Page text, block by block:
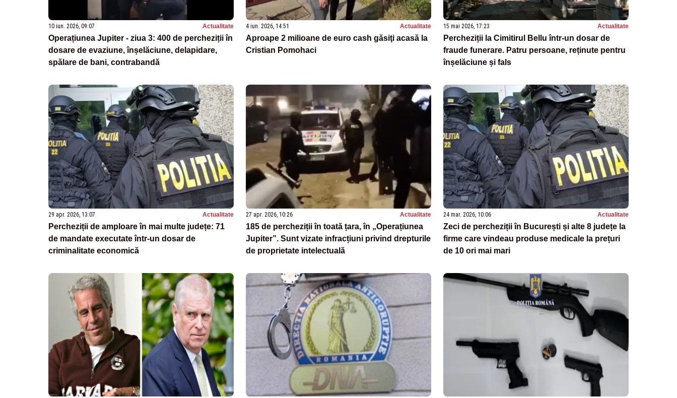
10 iun. 2026, 09:07 Actualitate
Operațiunea Jupiter - ziua 3: 400 de percheziții în
dosare de evaziune, înșelăciune, delapidare,
spălare de bani, contrabandă
4 iun. 2026, 14:51 Actualitate
Aproape 2 milioane de euro cash găsiţi acasă la
Cristian Pomohaci
15 mai 2026, 17:23 Actualitate
Percheziții la Cimitirul Bellu într-un dosar de
fraude funerare. Patru persoane, reținute pentru
înșelăciune și fals
29 apr. 2026, 13:07 Actualitate
Percheziții de amploare în mai multe județe: 71
de mandate executate într-un dosar de
criminalitate economică
27 apr. 2026, 10:26 Actualitate
185 de percheziții în toată țara, în „Operațiunea
Jupiter”. Sunt vizate infracțiuni privind drepturile
de proprietate intelectuală
24 mar. 2026, 10:06 Actualitate
Zeci de percheziții în București și alte 8 județe la
firme care vindeau produse medicale la prețuri
de 10 ori mai mari